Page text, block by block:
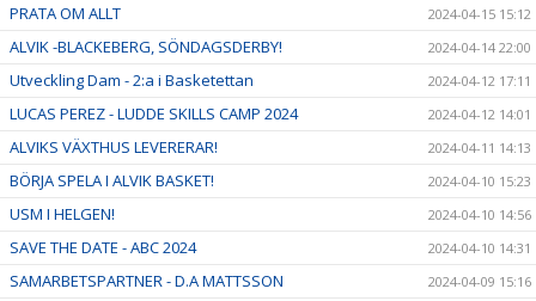
PRATA OM ALLT 2024-04-15 15:12
ALVIK -BLACKEBERG, SÖNDAGSDERBY! 2024-04-14 22:00
Utveckling Dam - 2:a i Basketettan 2024-04-12 17:11
LUCAS PEREZ - LUDDE SKILLS CAMP 2024 2024-04-12 14:01
ALVIKS VÄXTHUS LEVERERAR! 2024-04-11 14:13
BÖRJA SPELA I ALVIK BASKET! 2024-04-10 15:23
USM I HELGEN! 2024-04-10 14:56
SAVE THE DATE - ABC 2024 2024-04-10 14:31
SAMARBETSPARTNER - D.A MATTSSON 2024-04-09 15:16